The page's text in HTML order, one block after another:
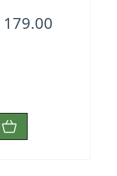
179.00